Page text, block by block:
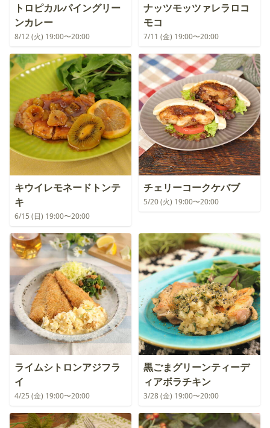
トロピカルパイングリー
ンカレー
8/12 (火) 19:00〜20:00
ナッツモッツァレラロコ
モコ
7/11 (金) 19:00〜20:00
キウイレモネードトンテ
キ
6/15 (日) 19:00〜20:00
チェリーコークケバブ
5/20 (火) 19:00〜20:00
ライムシトロンアジフラ
イ
4/25 (金) 19:00〜20:00
黒ごまグリーンティーデ
ィアボラチキン
3/28 (金) 19:00〜20:00